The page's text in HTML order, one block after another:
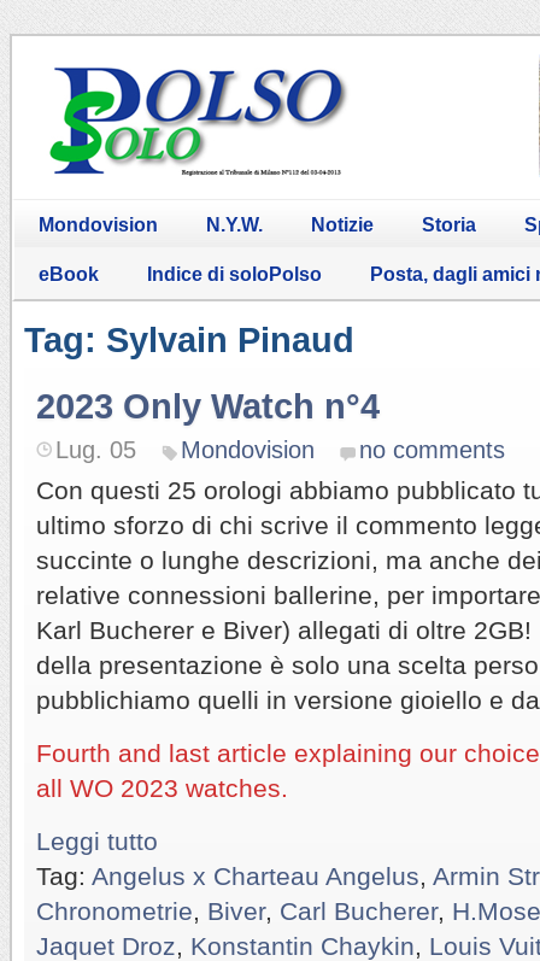
Mondovision N.Y.W. Notizie Storia
eBook Indice di soloPolso Posta, dagli amici
Tag: Sylvain Pinaud
2023 Only Watch n°4
Lug. 05 Mondovision no comments
Con questi 25 orologi abbiamo pubblicato
ultimo sforzo di chi scrive il commento
succinte o lunghe descrizioni, ma anche
relative connessioni ballerine, per
Karl Bucherer e Biver) allegati di oltre 2GB!
della presentazione è solo una scelta
pubblichiamo quelli in versione gioiello e
Fourth and last article explaining our
all WO 2023 watches.
Leggi tutto
Tag: Angelus x Charteau Angelus Armin
Chronometrie
Biver, Carl Bucherer,
Jaquet Droz
Konstantin Chaykin
Louis